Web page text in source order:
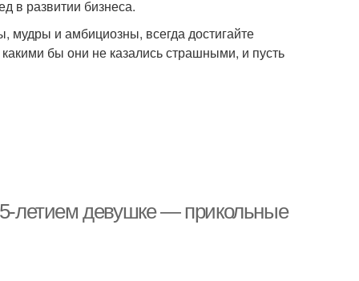
в развитии бизнеса.
и амбициозны, всегда достигайте
бы они не казались страшными, и пусть
летием девушке — прикольные